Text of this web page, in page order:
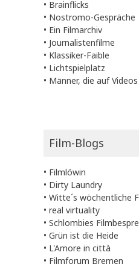
• Brainflicks
• Nostromo-Gespräche
• Ein Filmarchiv
• Journalistenfilme
• Klassiker-Faible
• Lichtspielplatz
• Männer, die auf
Film-Blogs
• Filmlöwin
• Dirty Laundry
• Witte´s wöchentliche
• real virtuality
• Schlombies
• Grün ist die Heide
• L'Amore in città
• Filmforum Bremen